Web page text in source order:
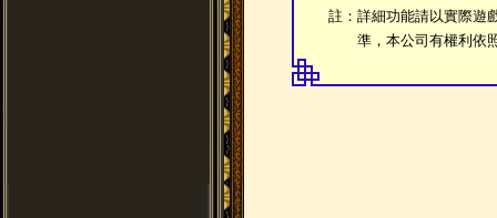
註：詳細功能請以實際遊
準，本公司有權利依